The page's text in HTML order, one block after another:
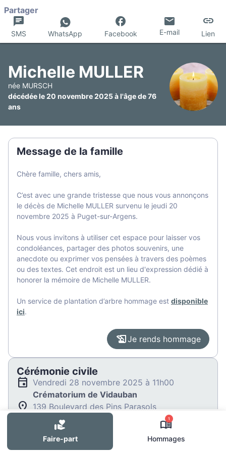
Faire-part
1
Hommages
Partager
SMS WhatsApp Facebook E-mail Lien
Michelle MULLER
née MURSCH
décédée le 20 novembre 2025 à l'âge de 76
ans
Message de la famille
Chère famille, chers amis,
C’est avec une grande tristesse que nous vous annonçons
le décès de Michelle MULLER survenu le jeudi 20
novembre 2025 à Puget-sur-Argens.
Nous vous invitons à utiliser cet espace pour laisser vos
condoléances, partager des photos souvenirs, une
anecdote ou exprimer vos pensées à travers des poèmes
ou des textes. Cet endroit est un lieu d'expression dédié à
honorer la mémoire de Michelle MULLER.
Un service de plantation d’arbre hommage est disponible
ici.
Je rends hommage
Cérémonie civile
vendredi 28 novembre 2025 à 11h00
Crématorium de Vidauban
139 Boulevard des Pins Parasols
83550 Vidauban